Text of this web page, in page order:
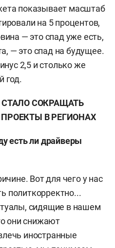
показывает масштаб
на 5 процентов,
— это спад уже есть,
— это спад на будущее.
2,5 и столько же
год.
СОКРАЩАТЬ
В РЕГИОНАХ
есть ли драйверы
Вот для чего у нас
политкорректно...
сидящие в нашем
они снижают
иностранные